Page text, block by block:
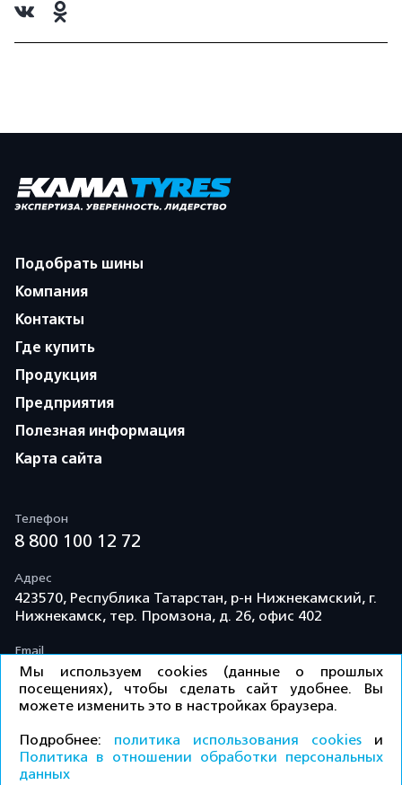
Подобрать шины
Компания
Контакты
Где купить
Продукция
Предприятия
Полезная информация
Карта сайта
Телефон
8 800 100 12 72
Адрес
423570, Республика Татарстан, р-н Нижнекамский, г.
Нижнекамск, тер. Промзона, д. 26, офис 402
Email
info@td-kama.com
©ООО «Торговый дом «Кама» 2026 / Все права
защищены.
Мы используем cookies (данные о прошлых
посещениях), чтобы сделать сайт удобнее. Вы
можете изменить это в настройках браузера.
Подробнее: политика использования cookies и
Политика в отношении обработки персональных
данных